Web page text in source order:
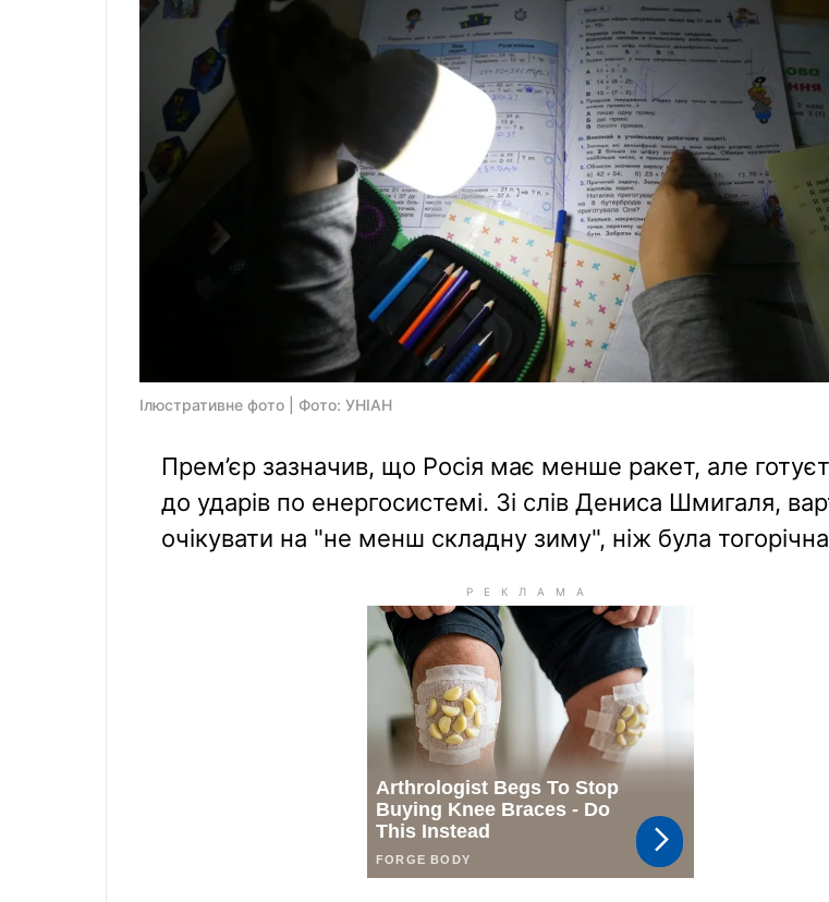
Ілюстративне фото | Фото: УНІАН
Прем’єр зазначив, що Росія має менше ракет, але
до ударів по енергосистемі. Зі слів Дениса Шмигаля,
очікувати на "не менш складну зиму", ніж була